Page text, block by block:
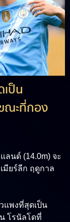
ป็น
ณะที่กอง
ลนด์ (14.0m) จะ
มียร์ลีก ฤดูกาล
แพงที่สุดเป็น
โรนัลโดที่